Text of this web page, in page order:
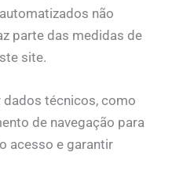
não
parte das medidas de
site.
técnicos, como
de navegação para
acesso e garantir